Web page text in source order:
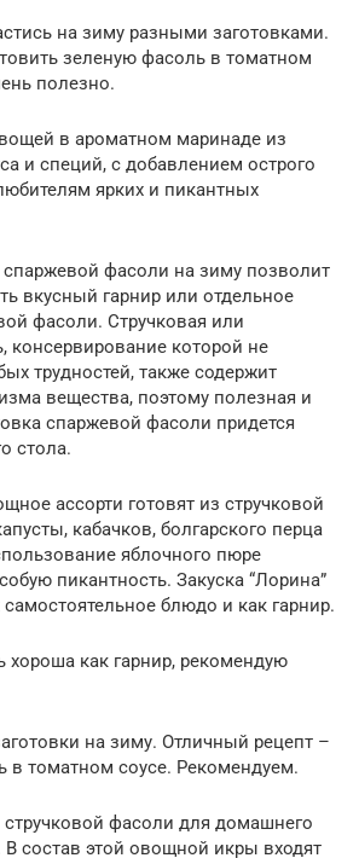
на зиму разными заготовками.
зеленую фасоль в томатном
полезно.
в ароматном маринаде из
и специй, с добавлением острого
ярких и пикантных
фасоли на зиму позволит
вкусный гарнир или отдельное
фасоли. Стручковая или
консервирование которой не
трудностей, также содержит
вещества, поэтому полезная и
спаржевой фасоли придется
стола.
ассорти готовят из стручковой
кабачков, болгарского перца
яблочного пюре
пикантность. Закуска “Лорина”
самостоятельное блюдо и как гарнир.
хороша как гарнир, рекомендую
на зиму. Отличный рецепт –
в томатном соусе. Рекомендуем.
стручковой фасоли для домашнего
В состав этой овощной икры входят